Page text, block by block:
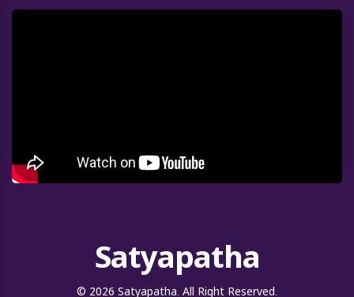
Satyapatha
© 2026 Satyapatha. All Right Reserved.